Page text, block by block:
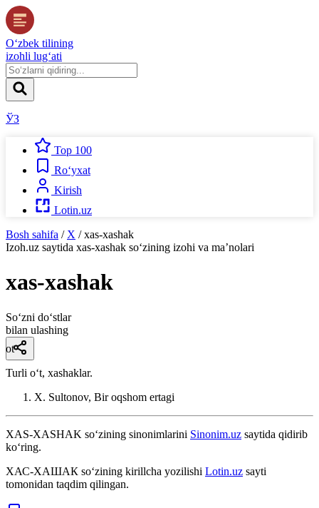
O‘zbek tilining
izohli lug‘ati
ЎЗ
Top 100
Ro‘yxat
Kirish
Lotin.uz
Bosh sahifa / X / xas-xashak
Izoh.uz saytida xas-xashak so‘zining izohi va ma’nolari
xas-xashak
So‘zni do‘stlar
bilan ulashing
ot
Turli oʻt, xashaklar.
X. Sultonov, Bir oqshom ertagi
XAS-XASHAK so‘zining sinonimlarini Sinonim.uz saytida qidirib
ko‘ring.
ХАС-ХАШАК so‘zining kirillcha yozilishi Lotin.uz sayti
tomonidan taqdim qilingan.